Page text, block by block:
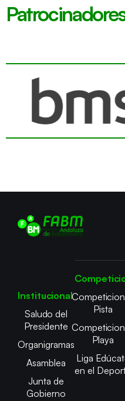
Institucional
Saludo del
Presidente
Organigramas
Asamblea
Junta de
Gobierno
Pista
Playa
Liga
en el